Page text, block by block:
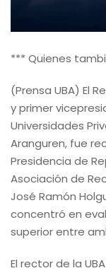
*** Quienes
(Prensa UBA) El
y primer
Universidades
Aranguren, fue
Presidencia de
Asociación de
José Ramón
concentró en
superior entre
El rector de la